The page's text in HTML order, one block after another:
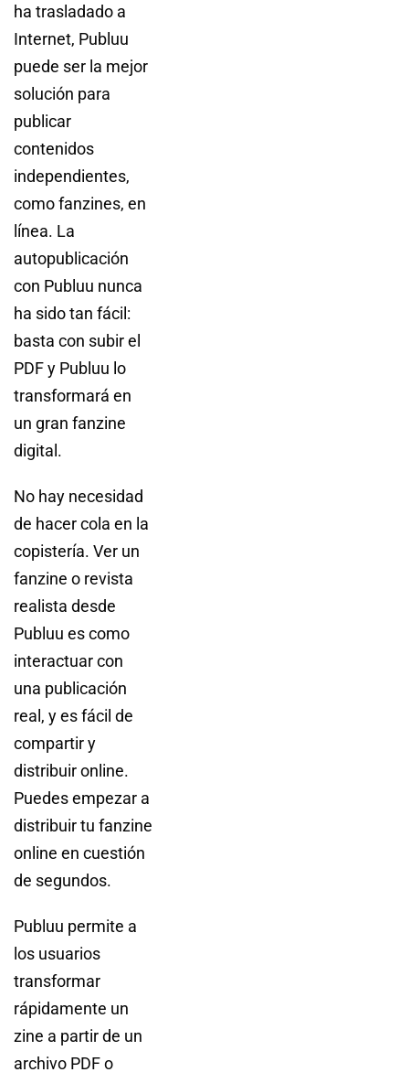
ha trasladado a
Internet, Publuu
puede ser la mejor
solución para
publicar
contenidos
independientes,
como fanzines, en
línea. La
autopublicación
con Publuu nunca
ha sido tan fácil:
basta con subir el
PDF y Publuu lo
transformará en
un gran fanzine
digital.
No hay necesidad
de hacer cola en la
copistería. Ver un
fanzine o revista
realista desde
Publuu es como
interactuar con
una publicación
real, y es fácil de
compartir y
distribuir online.
Puedes empezar a
distribuir tu fanzine
online en cuestión
de segundos.
Publuu permite a
los usuarios
transformar
rápidamente un
zine a partir de un
archivo PDF o